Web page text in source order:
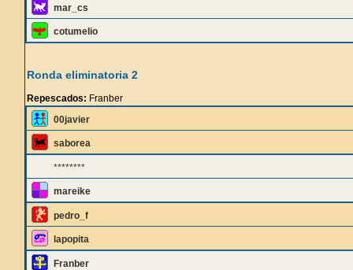
mar_cs
cotumelio
Ronda eliminatoria 2
Repescados: Franber
00javier
saborea
********
mareike
pedro_f
lapopita
Franber